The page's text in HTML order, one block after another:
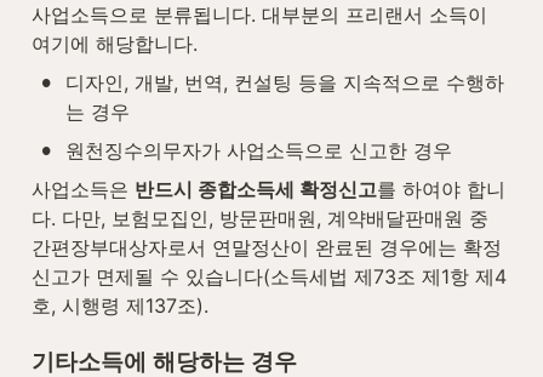
사업소득으로 분류됩니다. 대부분의 프리랜서 소득이
여기에 해당합니다.
•
디자인, 개발, 번역, 컨설팅 등을 지속적으로 수행하
는 경우
•
원천징수의무자가 사업소득으로 신고한 경우
사업소득은 반드시 종합소득세 확정신고를 하여야 합니
다. 다만, 보험모집인, 방문판매원, 계약배달판매원 중
간편장부대상자로서 연말정산이 완료된 경우에는 확정
신고가 면제될 수 있습니다(소득세법 제73조 제1항 제4
호, 시행령 제137조).
기타소득에 해당하는 경우